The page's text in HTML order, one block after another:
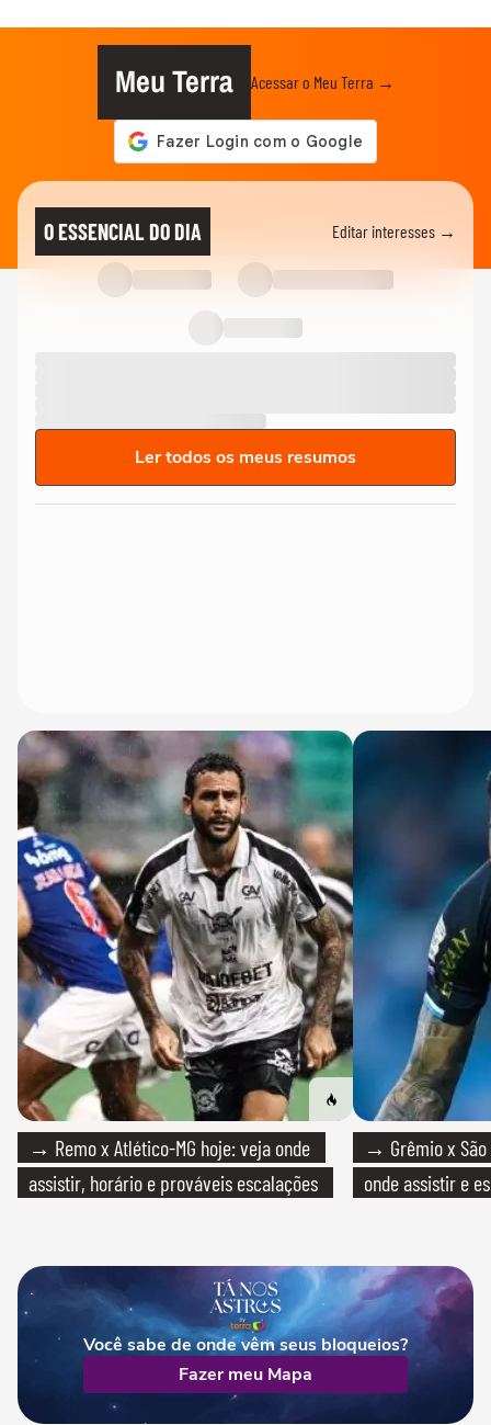
Meu Terra Acessar o Meu Terra →
O ESSENCIAL DO DIA Editar interesses →
Ler todos os meus resumos
→ Remo x Atlético-MG hoje: veja onde
assistir, horário e prováveis escalações
→ Grêmio x São
onde assistir e
Você sabe de onde vêm seus bloqueios?
Fazer meu Mapa